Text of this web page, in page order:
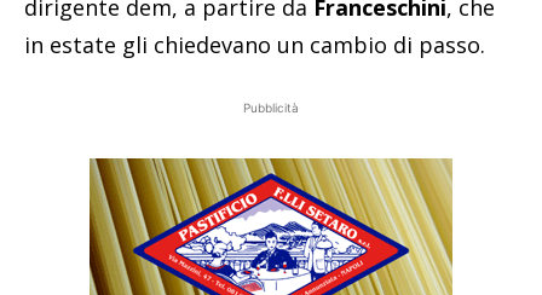
dirigente dem, a partire da Franceschini, che
in estate gli chiedevano un cambio di passo.
Pubblicità